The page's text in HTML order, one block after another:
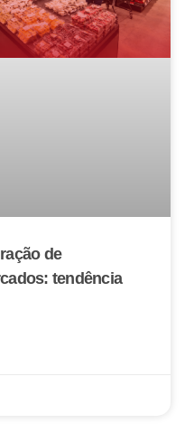
de
tendência